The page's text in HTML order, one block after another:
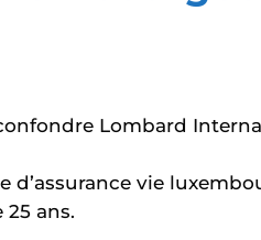
Lombard
vie
ans.